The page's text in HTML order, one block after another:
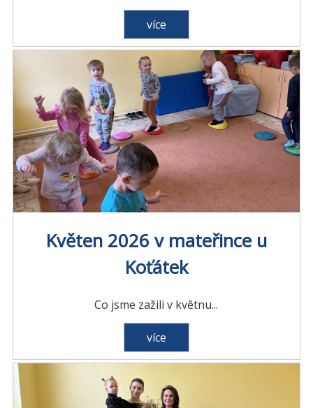
více
Květen 2026 v mateřince u
Koťátek
Co jsme zažili v květnu...
více